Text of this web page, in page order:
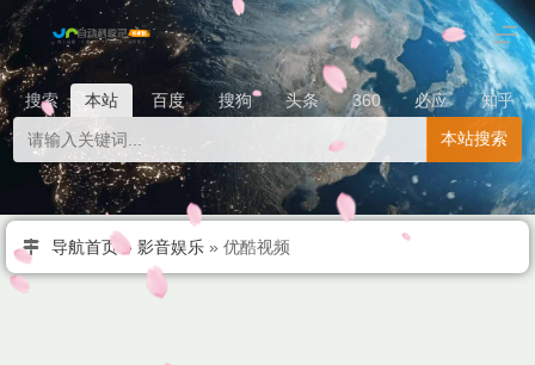
搜索 本站 百度 搜狗 头条 360 必应
知乎
本站搜索
导航首页 » 影音娱乐 » 优酷视频